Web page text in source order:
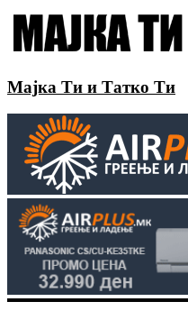
Мајка Ти и Татко Ти